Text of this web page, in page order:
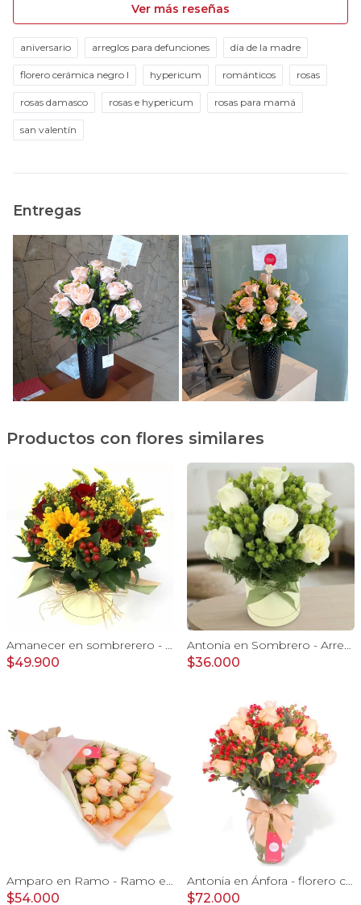
Ver más reseñas
aniversario arreglos para defunciones día de la madre
florero cerámica negro l hypericum románticos rosas
rosas damasco rosas e hypericum rosas para mamá
san valentín
Entregas
Productos con flores similares
$49.900 $36.000
$54.000 $72.000